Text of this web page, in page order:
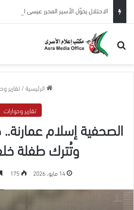
بحث عن
الرئيسية/ تقارير
تقارير وحوارات
الصحفية إسلام
وتُترك طفلة
14 مايو، 2026 175